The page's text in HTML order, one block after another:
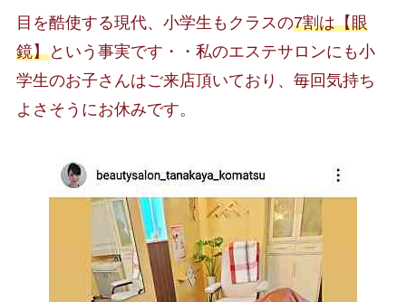
目を酷使する現代、小学生もクラスの7割は【眼
鏡】という事実です・・私のエステサロンにも小
学生のお子さんはご来店頂いており、毎回気持ち
よさそうにお休みです。